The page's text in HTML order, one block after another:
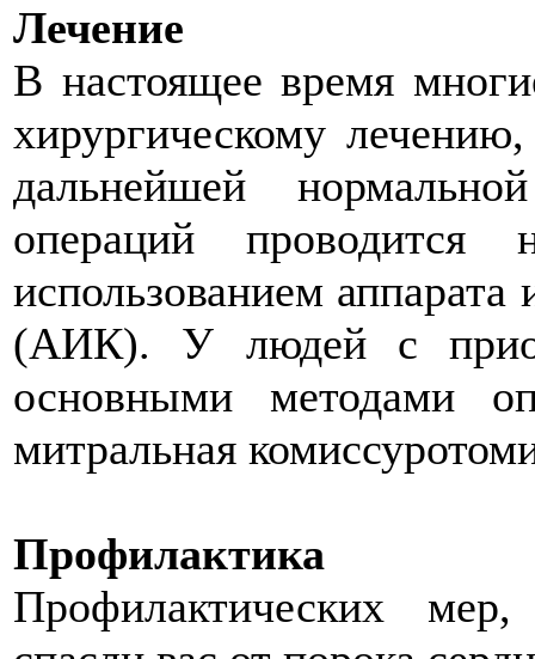
Лечение
В настоящее время
хирургическому
дальнейшей
операций проводится
использованием аппарата
(АИК). У людей с
основными методами
митральная
Профилактика
Профилактических